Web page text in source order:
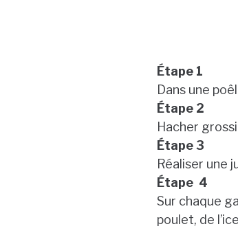
Étape 1
Dans une
Étape 2
Hacher
Étape 3
Réaliser une
Étape 4
Sur chaque
poulet, de